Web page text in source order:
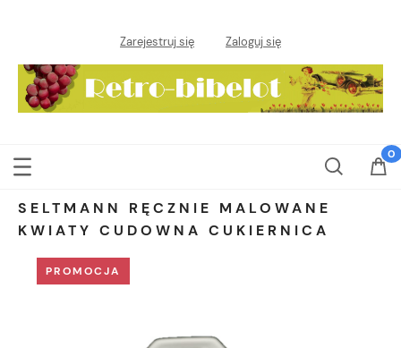
Zarejestruj się Zaloguj się
SELTMANN RĘCZNIE MALOWANE
KWIATY CUDOWNA CUKIERNICA
PROMOCJA